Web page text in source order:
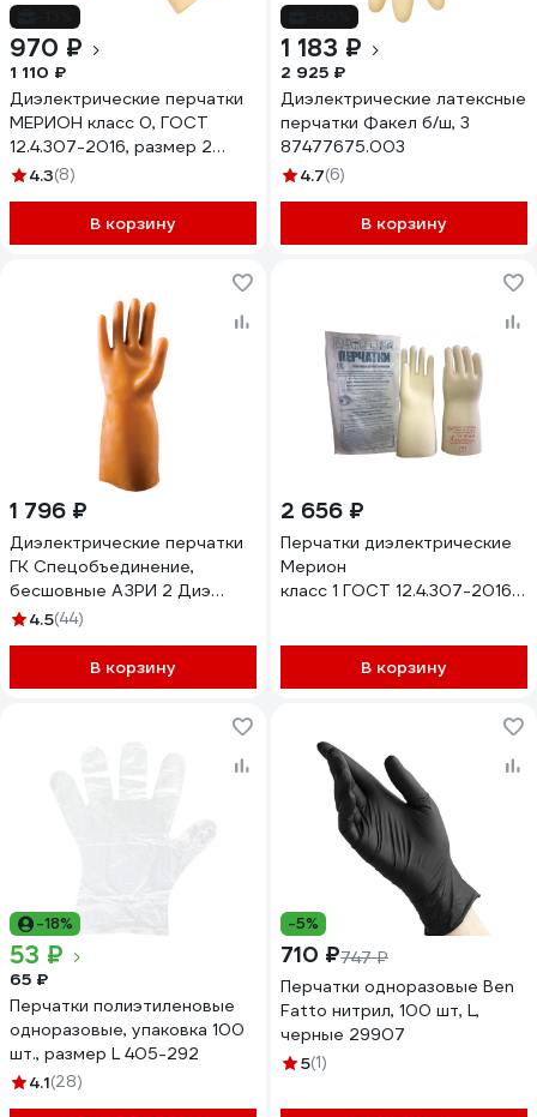
970 ₽
1 110 ₽
Диэлектрические перчатки
МЕРИОН класс 0, ГОСТ
12.4.307-2016, размер 2
ПЕР121.2
4.3(8)
В корзину
1 183 ₽
2 925 ₽
Диэлектрические латексные
перчатки Факел б/ш, 3
87477675.003
4.7(6)
В корзину
1 796 ₽
Диэлектрические перчатки
ГК Спецобъединение,
бесшовные АЗРИ 2 Диэ
006/2
4.5(44)
В корзину
2 656 ₽
Перчатки диэлектрические
Мерион
класс 1 ГОСТ 12.4.307-2016
В корзину
-18%
53 ₽
65 ₽
Перчатки полиэтиленовые
одноразовые, упаковка 100
шт., размер L 405-292
4.1(28)
-5%
710 ₽747 ₽
Перчатки одноразовые Ben
Fatto нитрил, 100 шт, L,
черные 29907
5(1)